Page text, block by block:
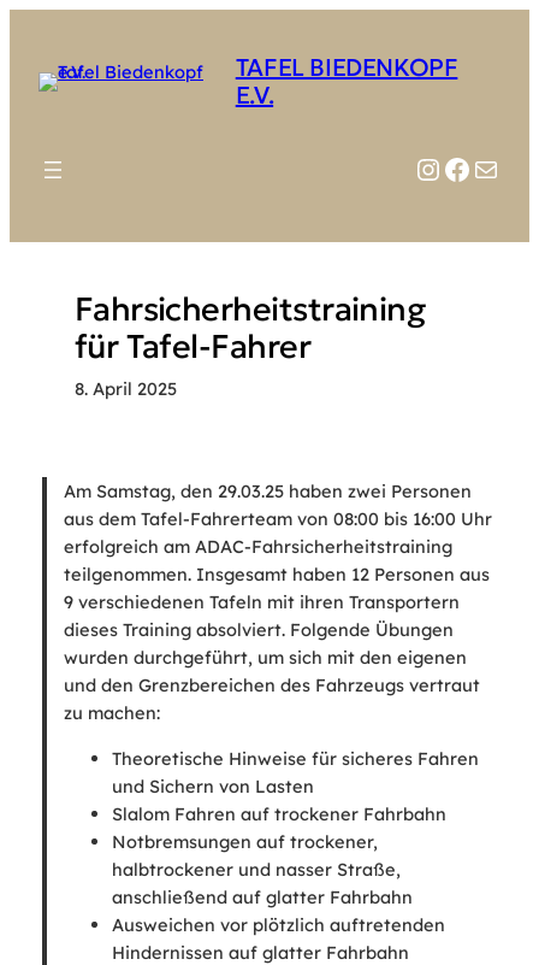
springen
TAFEL BIEDENKOPF
E.V.
E-Mail
Fahrsicherheitstraining
für Tafel-Fahrer
8. April 2025
Am Samstag, den 29.03.25 haben zwei Personen
aus dem Tafel-Fahrerteam von 08:00 bis 16:00 Uhr
erfolgreich am ADAC-Fahrsicherheitstraining
teilgenommen. Insgesamt haben 12 Personen aus
9 verschiedenen Tafeln mit ihren Transportern
dieses Training absolviert. Folgende Übungen
wurden durchgeführt, um sich mit den eigenen
und den Grenzbereichen des Fahrzeugs vertraut
zu machen:
Theoretische Hinweise für sicheres Fahren
und Sichern von Lasten
Slalom Fahren auf trockener Fahrbahn
Notbremsungen auf trockener,
halbtrockener und nasser Straße,
anschließend auf glatter Fahrbahn
Ausweichen vor plötzlich auftretenden
Hindernissen auf glatter Fahrbahn